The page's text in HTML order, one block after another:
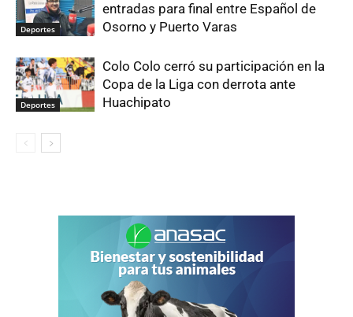
Deportes
entradas para final entre Español de
Osorno y Puerto Varas
Deportes
Colo Colo cerró su participación en la
Copa de la Liga con derrota ante
Huachipato